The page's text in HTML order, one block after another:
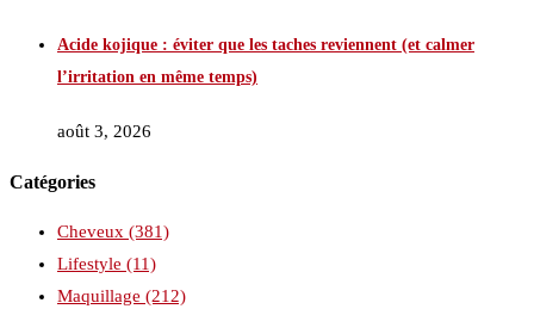
Acide kojique : éviter que les taches reviennent (et calmer
l’irritation en même temps)
août 3, 2026
Catégories
Cheveux (381)
Lifestyle (11)
Maquillage (212)